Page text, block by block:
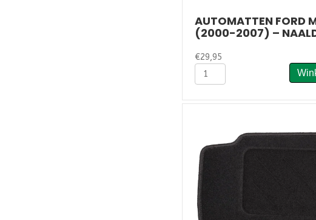
AUTOMATTEN FORD
(2000-2007) –
€29,95
Automatten
Ford
(2000-
Naaldvilt
aantal